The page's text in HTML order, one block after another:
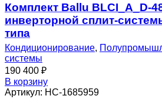
Комплект Ballu BLCI_A_D-
инверторной сплит-
типа
Кондиционирование,
системы
190 400 ₽
В корзину
Артикул: НС-1685959